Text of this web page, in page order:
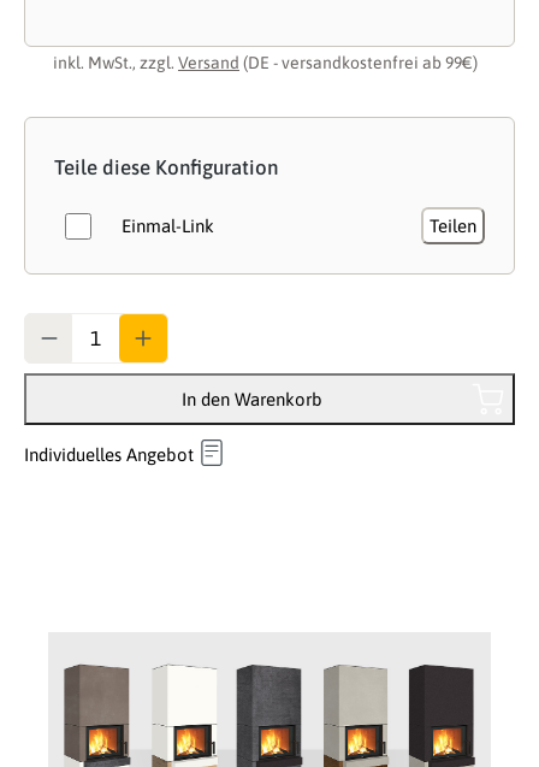
inkl. MwSt., zzgl. Versand (DE - versandkostenfrei ab 99€)
Teile diese Konfiguration
Einmal-Link Teilen
In den Warenkorb
Individuelles Angebot